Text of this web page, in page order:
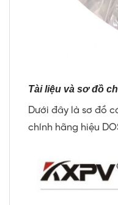
Tài liệu và sơ đồ
Dưới đây là sơ đồ
chính hãng hiệu